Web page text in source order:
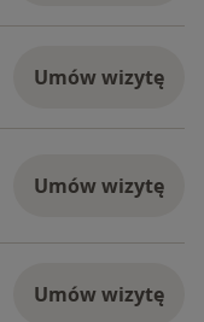
Umów wizytę
Umów wizytę
Umów wizytę